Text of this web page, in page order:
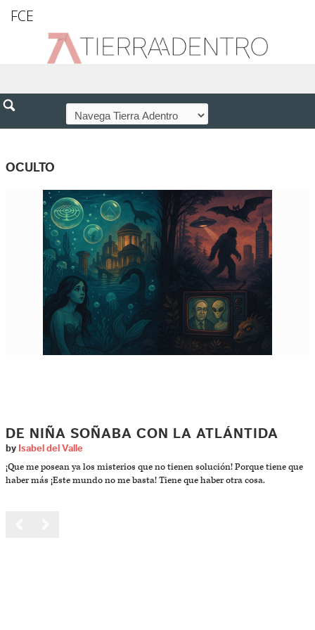
FCE
OCULTO
DE NIÑA SOÑABA CON LA ATLÁNTIDA
by Isabel del Valle
¡Que me posean ya los misterios que no tienen solución! Porque tiene que
haber más ¡Este mundo no me basta! Tiene que haber otra cosa.